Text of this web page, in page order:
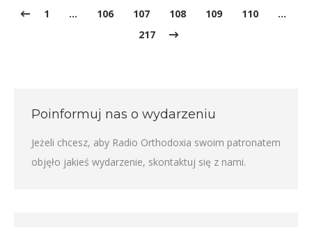
1 … 106 107 108 109 110
…
217
Poinformuj nas o wydarzeniu
Jeżeli chcesz, aby Radio Orthodoxia swoim patronatem
objęło jakieś wydarzenie, skontaktuj się z nami.